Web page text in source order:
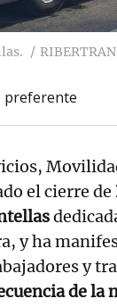
preferente
el cierre de
y ha
y
de la